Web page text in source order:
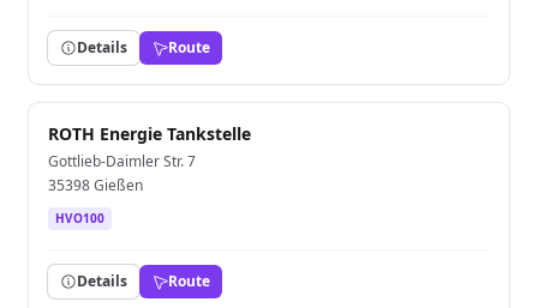
Details Route
ROTH Energie Tankstelle
Gottlieb-Daimler Str. 7
35398 Gießen
HVO100
Details Route